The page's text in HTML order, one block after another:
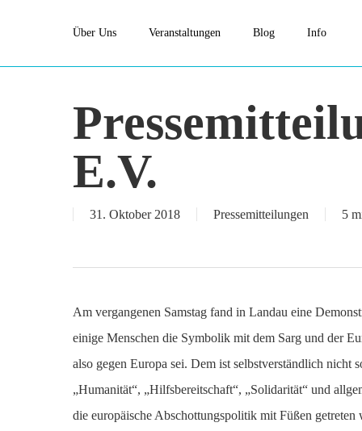
main
Über Uns Veranstaltungen Blog Info
E.V.
31. Oktober 2018 Pressemitteilungen 5
Am vergangenen Samstag fand in Landau eine
einige Menschen die Symbolik mit dem Sarg und der
also gegen Europa sei. Dem ist selbstverständlich nicht
„Humanität“, „Hilfsbereitschaft“, „Solidarität“ und
die europäische Abschottungspolitik mit Füßen getreten